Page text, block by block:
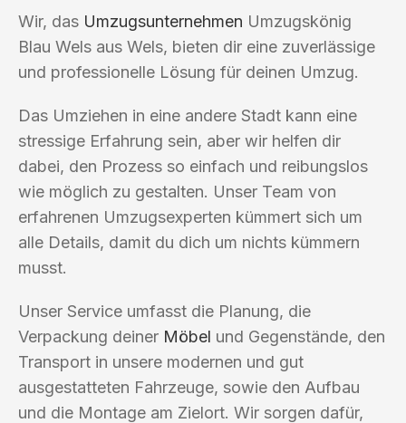
Wir, das Umzugsunternehmen Umzugskönig
Blau Wels aus Wels, bieten dir eine zuverlässige
und professionelle Lösung für deinen Umzug.
Das Umziehen in eine andere Stadt kann eine
stressige Erfahrung sein, aber wir helfen dir
dabei, den Prozess so einfach und reibungslos
wie möglich zu gestalten. Unser Team von
erfahrenen Umzugsexperten kümmert sich um
alle Details, damit du dich um nichts kümmern
musst.
Unser Service umfasst die Planung, die
Verpackung deiner Möbel und Gegenstände, den
Transport in unsere modernen und gut
ausgestatteten Fahrzeuge, sowie den Aufbau
und die Montage am Zielort. Wir sorgen dafür,